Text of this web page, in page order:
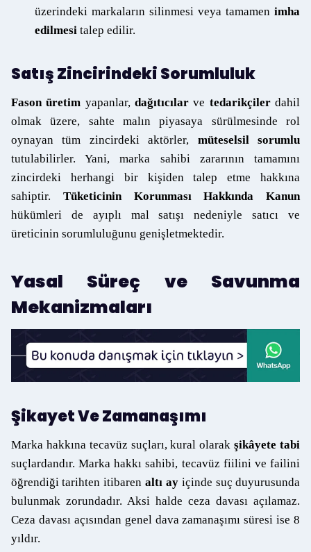
üzerindeki markaların silinmesi veya tamamenimha
edilmesitalep edilir.
Satış Zincirindeki Sorumluluk
Fason üretim yapanlar,dağıtıcılar ve tedarikçilerdahil
olmak üzere, sahte malın piyasaya sürülmesinde rol
oynayan tüm zincirdeki aktörler, müteselsil sorumlu
tutulabilirler. Yani, marka sahibi zararının tamamını
zincirdeki herhangi bir kişiden talep etme hakkına
sahiptir. Tüketicinin Korunması Hakkında Kanun
hükümleri de ayıplı mal satışı nedeniyle satıcı ve
üreticinin sorumluluğunu genişletmektedir.
Yasal Süreç ve Savunma
Mekanizmaları
Şikayet Ve Zamanaşımı
Marka hakkına tecavüz suçları, kural olarakşikâyete tabi
suçlardandır. Marka hakkı sahibi, tecavüz fiilini ve failini
öğrendiği tarihten itibarenaltı ayiçinde suç duyurusunda
bulunmak zorundadır. Aksi halde ceza davası açılamaz.
Ceza davası açısından genel dava zamanaşımı süresi ise 8
yıldır.